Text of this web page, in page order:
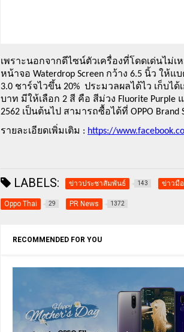
เพราะนอกจากดีไซน์ตัวเครื่องที่โดดเด่นไม่เ
หน้าจอ Waterdrop Screen กว้าง 6.5 นิ้ว ให้แบ
3.0 ชาร์จไวขึ้น 20%  ประมวลผลได้ไว เก็บได้
บาท มีให้เลือก 2 สี คือ สีม่วง Fluorite Purple
2562 เป็นต้นไป สามารถซื้อได้ที่ OPPO
รายละเอียดเพิ่มเติม : https://
LABELS: ข่าวประชาสัมพันธ์ 143 ข่าวมื
Oppo Thai 29 PR News 1372
RECOMMENDED FOR YOU